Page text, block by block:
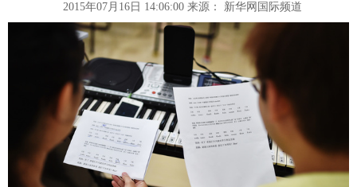
体育 人事 教育
思客 地方
港澳 台湾 华人
能源 房产 公司
图片 视频 食品
2015年07月16日 14:06:00 来源： 新华网国际频道